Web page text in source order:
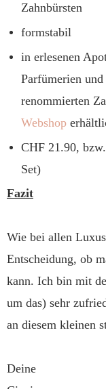
Zahnbürsten
formstabil
in erlesenen
Parfümerien
renommierten
Webshop
CHF 21.90,
Set)
Fazit
Wie bei allen
Entscheidung, ob
kann. Ich bin mit
um das) sehr
an diesem kleinen
Deine